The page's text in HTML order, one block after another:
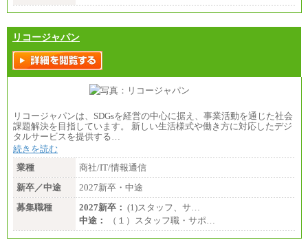
リコージャパン
リコージャパンは、SDGsを経営の中心に据え、事業活動を通じた社会
課題解決を目指しています。 新しい生活様式や働き方に対応したデジ
タルサービスを提供する…
続きを読む
業種
商社/IT/情報通信
新卒／中途
2027新卒・中途
募集職種
2027新卒： (1)スタッフ、サ…
中途：
（１）スタッフ職・サポ…